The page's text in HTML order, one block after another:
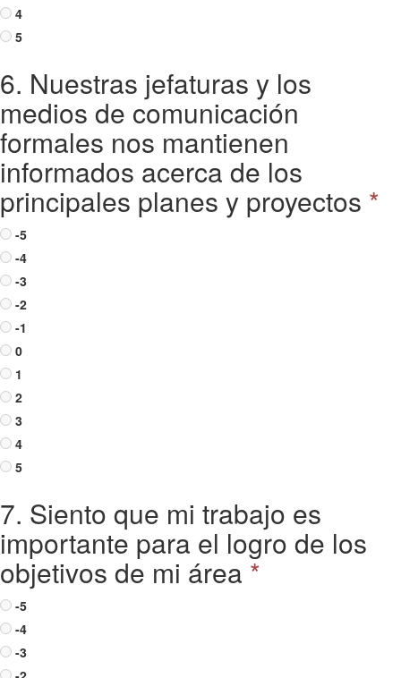
4
5
6. Nuestras jefaturas y los
medios de comunicación
formales nos mantienen
informados acerca de los
principales planes y proyectos *
-5
-4
-3
-2
-1
0
1
2
3
4
5
7. Siento que mi trabajo es
importante para el logro de los
objetivos de mi área *
-5
-4
-3